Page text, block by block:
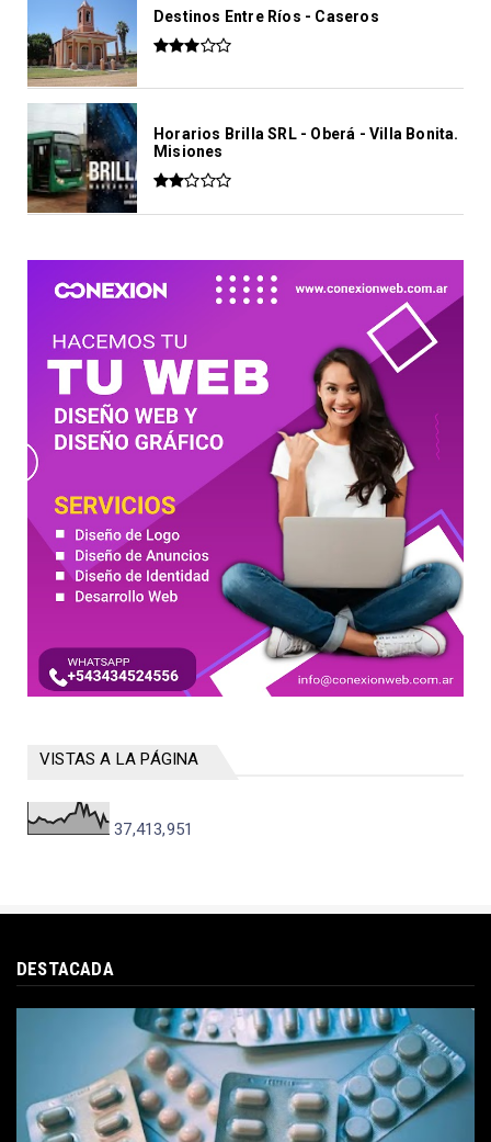
Destinos Entre Ríos - Caseros
Horarios Brilla SRL - Oberá - Villa Bonita.
Misiones
VISTAS A LA PÁGINA
37,413,951
DESTACADA